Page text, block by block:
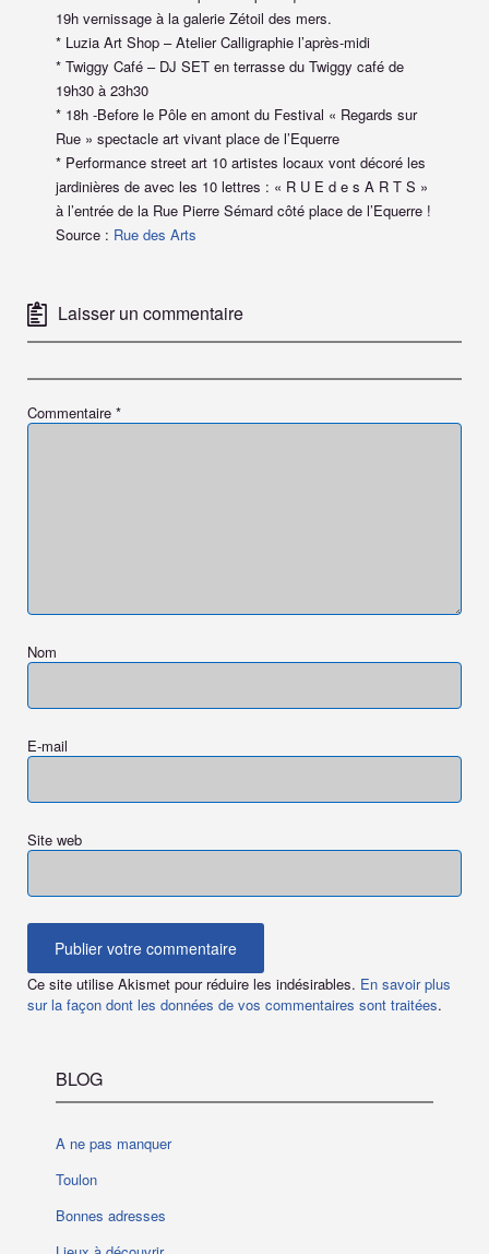
19h vernissage à la galerie Zétoil des mers.
* Luzia Art Shop – Atelier Calligraphie l’après-midi
* Twiggy Café – DJ SET en terrasse du Twiggy café de
19h30 à 23h30
* 18h -Before le Pôle en amont du Festival « Regards sur
Rue » spectacle art vivant place de l’Equerre
* Performance street art 10 artistes locaux vont décoré les
jardinières de avec les 10 lettres : « R U E d e s A R T S »
à l’entrée de la Rue Pierre Sémard côté place de l’Equerre !
Source : Rue des Arts
Laisser un commentaire
Commentaire *
Nom
E-mail
Site web
Ce site utilise Akismet pour réduire les indésirables. En savoir plus
sur la façon dont les données de vos commentaires sont traitées.
BLOG
A ne pas manquer
Toulon
Bonnes adresses